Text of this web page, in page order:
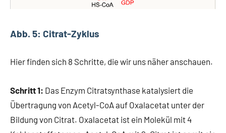
Abb. 5: Citrat-Zyklus
Hier finden sich 8 Schritte, die wir uns näher anschauen.
Schritt 1: Das Enzym Citratsynthase katalysiert die
Übertragung von Acetyl-CoA auf Oxalacetat unter der
Bildung von Citrat. Oxalacetat ist ein Molekül mit 4